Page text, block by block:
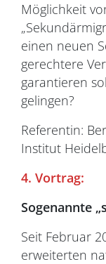
Möglichkeit
einen neuen
gerechtere
garantieren
gelingen?
Referentin:
Institut
4. Vortrag:
Sogenannte
Seit Februar
erweiterten